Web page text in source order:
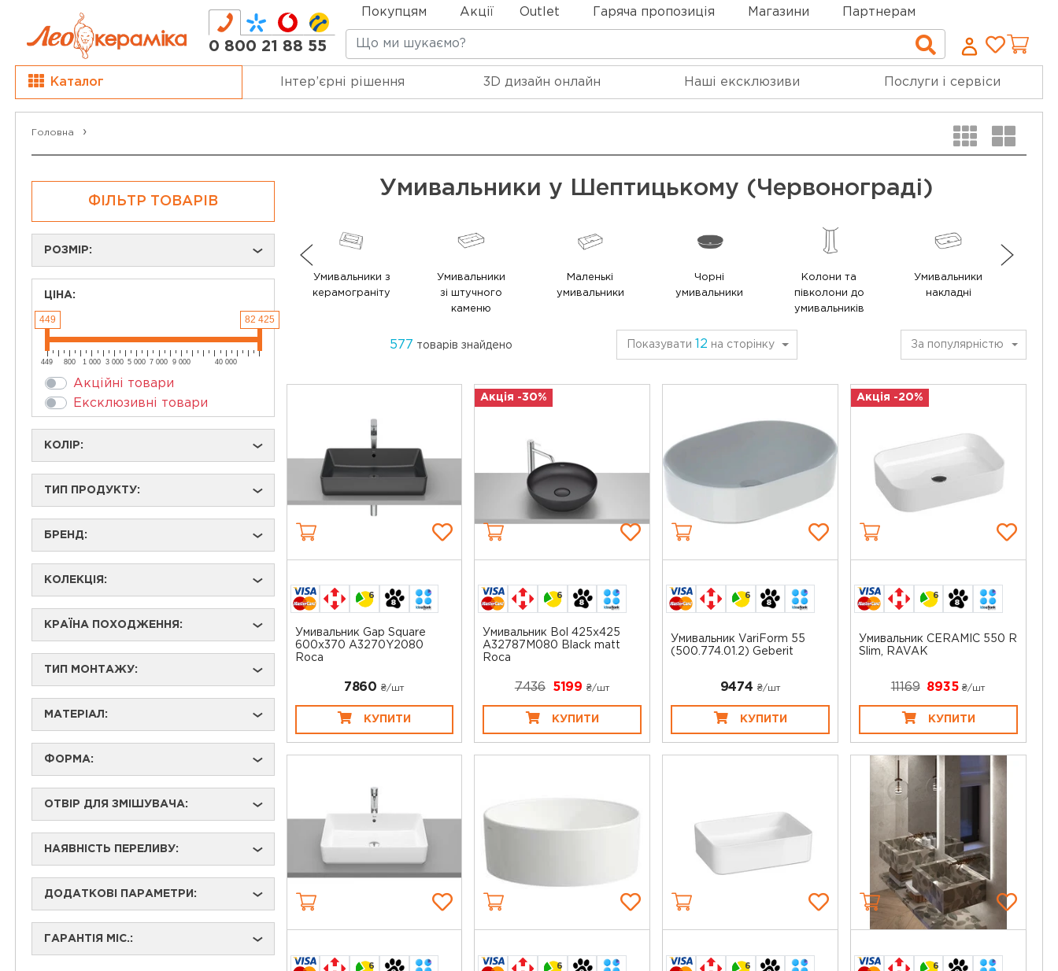
Покупцям Акції Outlet Гаряча пропозиція Магазини Партнерам
0 800 21 88 55 Пошук
Каталог Інтер’єрні рішення 3D дизайн онлайн Наші ексклюзиви Послуги і сервіси
Головна
ФІЛЬТР ТОВАРІВ
РОЗМІР: ›
ЦІНА:
449 82 425
449 800 1 000 3 000 5 000 7 000 9 000 40 000
Акційні товари
Ексклюзивні товари
КОЛІР: ›
ТИП ПРОДУКТУ: ›
БРЕНД: ›
КОЛЕКЦІЯ: ›
КРАЇНА ПОХОДЖЕННЯ: ›
ТИП МОНТАЖУ: ›
МАТЕРІАЛ: ›
ФОРМА: ›
ОТВІР ДЛЯ ЗМІШУВАЧА: ›
НАЯВНІСТЬ ПЕРЕЛИВУ: ›
ДОДАТКОВІ ПАРАМЕТРИ: ›
ГАРАНТІЯ МІС.: ›
Умивальники у Шептицькому (Червонограді)
Умивальники з
керамограніту
Умивальники
зі штучного
каменю
Маленькі
умивальники
Чорні
умивальники
Колони та
півколони до
умивальників
Умивальники
накладні
577 товарів знайдено Показувати 12 на сторінку За популярністю
6
Умивальник Gap Square
600х370 A3270Y2080
Roca
7860 ₴/шт
КУПИТИ
Акція -30%
6
Умивальник Bol 425x425
A32787M080 Black matt
Roca
7436 5199 ₴/шт
КУПИТИ
6
Умивальник VariForm 55
(500.774.01.2) Geberit
9474 ₴/шт
КУПИТИ
Акція -20%
6
Умивальник CERAMIC 550 R
Slim, RAVAK
11169 8935₴/шт
КУПИТИ
6 6 6 6